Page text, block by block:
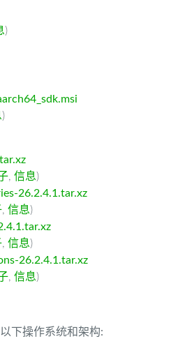
)
)
, 信息)
26.2.4.1.tar.xz
, 信息)
, 信息)
26.2.4.1.tar.xz
, 信息)
下操作系统和架构: